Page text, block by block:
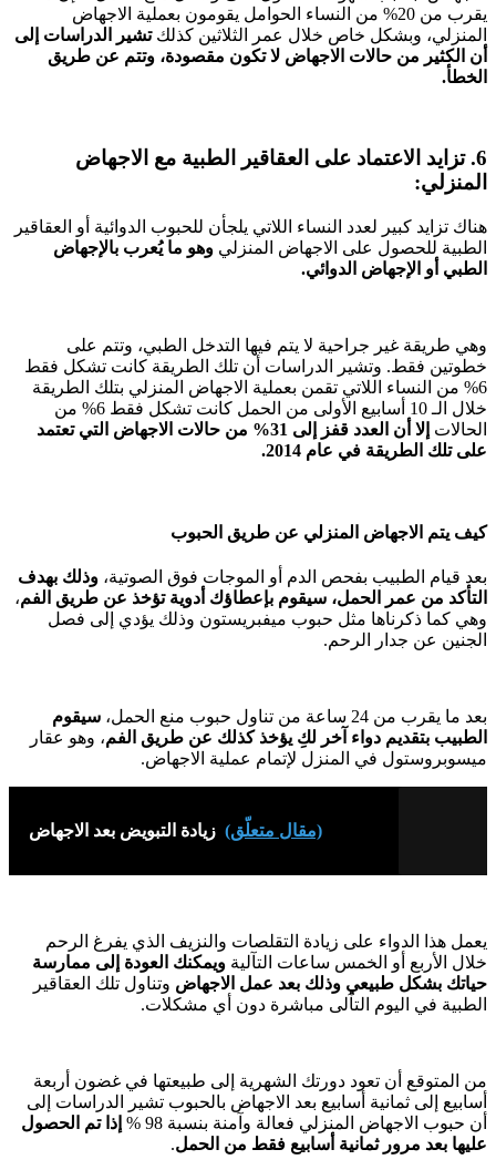
يقرب من 20% من النساء الحوامل يقومون بعملية الاجهاض
المنزلي، وبشكل خاص خلال عمر الثلاثين كذلكتشير الدراسات إلى
أن الكثير من حالات الاجهاض لا تكون مقصودة، وتتم عن طريق
الخطأ.
6. تزايد الاعتماد على العقاقير الطبية مع الاجهاض
المنزلي:
هناك تزايد كبير لعدد النساء اللاتي يلجأن للحبوب الدوائية أو العقاقير
الطبية للحصول على الاجهاض المنزلي وهو ما يُعرب بالإجهاض
الطبي أو الإجهاض الدوائي.
وهي طريقة غير جراحية لا يتم فيها التدخل الطبي، وتتم على
خطوتين فقط. وتشير الدراسات أن تلك الطريقة كانت تشكل فقط
6% من النساء اللاتي تقمن بعملية الاجهاض المنزلي بتلك الطريقة
خلال الـ 10 أسابيع الأولى من الحمل كانت تشكل فقط 6% من
الحالات
إلا أن العدد قفز إلى 31% من حالات الاجهاض التي تعتمد
على تلك الطريقة في عام 2014.
كيف يتم الاجهاض المنزلي عن طريق الحبوب
بعد قيام الطبيب بفحص الدم أو الموجات فوق الصوتية، وذلك بهدف
التأكد من عمر الحمل، سيقوم بإعطاؤك أدوية تؤخذ عن طريق الفم،
وهي كما ذكرناها مثل حبوب ميفبريستون وذلك يؤدي إلى فصل
الجنين عن جدار الرحم.
بعد ما يقرب من 24 ساعة من تناول حبوب منع الحمل،
سيقوم
الطبيب بتقديم دواء آخر لكِ يؤخذ كذلك عن طريق الفم، وهو عقار
ميسوبروستول في المنزل لإتمام عملية الاجهاض.
(مقال متعلّق) زيادة التبويض بعد الاجهاض
يعمل هذا الدواء على زيادة التقلصات والنزيف الذي يفرغ الرحم
خلال الأربع أو الخمس ساعات التآلية ويمكنك العودة إلى ممارسة
حياتك بشكل طبيعي وذلك بعد عمل الاجهاض وتناول تلك العقاقير
الطبية في اليوم التآلى مباشرة دون أي مشكلات.
من المتوقع أن تعود دورتك الشهرية إلى طبيعتها في غضون أربعة
أسابيع إلى ثمانية أسابيع بعد الاجهاض بالحبوب تشير الدراسات إلى
أن حبوب الاجهاض المنزلي فعالة وآمنة بنسبة 98 %
إذا تم الحصول
عليها بعد مرور ثمانية أسابيع فقط من الحمل.